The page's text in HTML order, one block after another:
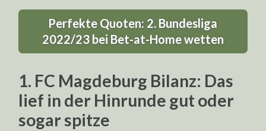
Perfekte Quoten: 2. Bundesliga
2022/23 bei Bet-at-Home wetten
1. FC Magdeburg Bilanz: Das
lief in der Hinrunde gut oder
sogar spitze